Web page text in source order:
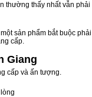
thường thấy nhất vẫn
sản phẩm bắt buộc
cấp.
Giang
cấp và ấn tượng.